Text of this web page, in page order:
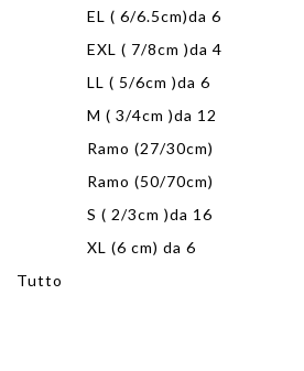
EL ( 6/6.5cm)da 6
EXL ( 7/8cm )da 4
LL ( 5/6cm )da 6
M ( 3/4cm )da 12
Ramo (27/30cm)
Ramo (50/70cm)
S ( 2/3cm )da 16
XL (6 cm) da 6
Tutto